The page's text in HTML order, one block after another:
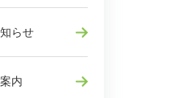
らせ
内